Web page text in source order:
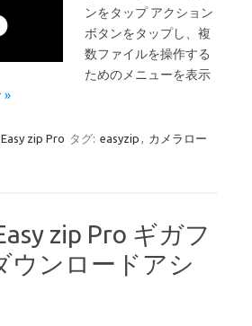
ンをタップ アクション
ボタンをタップし、複
数ファイルを操作する
ためのメニューを表示
»
zip Pro タグ: easyzip , カメラロー
zip Pro ギガフ
ウンロードアシ